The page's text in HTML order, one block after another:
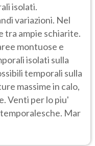
isolati.
variazioni. Nel
tra ampie schiarite.
montuose e
isolati sulla
temporali sulla
massime in calo,
Venti per lo piu'
Mar